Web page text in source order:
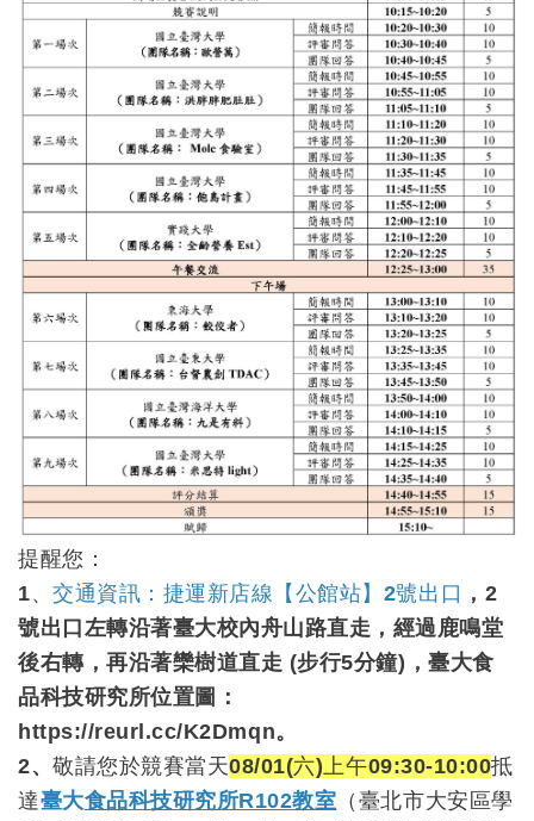
提醒您：
1、交通資訊：捷運新店線【公館站】2號出口 ， 2
號出口左轉沿著臺大校內舟山路直走，經過鹿鳴堂
後右轉，再沿著欒樹道直走 (步行5分鐘)，臺大食
品科技研究所位置圖：
https://reurl.cc/K2Dmqn。
2、敬請您於競賽當天08/01(六)上午09:30-10:00抵
達臺大食品科技研究所R102教室 （ 臺北市大安區學